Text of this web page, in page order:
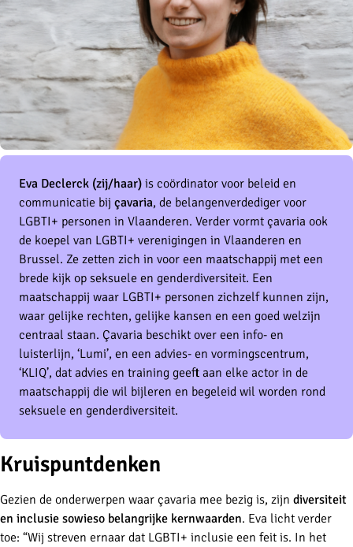
Eva Declerck (zij/haar) is coördinator voor beleid en
communicatie bij çavaria, de belangenverdediger voor
LGBTI+ personen in Vlaanderen. Verder vormt çavaria ook
de koepel van LGBTI+ verenigingen in Vlaanderen en
Brussel. Ze zetten zich in voor een maatschappij met een
brede kijk op seksuele en genderdiversiteit. Een
maatschappij waar LGBTI+ personen zichzelf kunnen zijn,
waar gelijke rechten, gelijke kansen en een goed welzijn
centraal staan. Çavaria beschikt over een info- en
luisterlijn, ‘Lumi’, en een advies- en vormingscentrum,
‘KLIQ’, dat advies en training geeft aan elke actor in de
maatschappij die wil bijleren en begeleid wil worden rond
seksuele en genderdiversiteit.
Kruispuntdenken
Gezien de onderwerpen waar çavaria mee bezig is, zijn diversiteit
en inclusie sowieso belangrijke kernwaarden. Eva licht verder
toe: “Wij streven ernaar dat LGBTI+ inclusie een feit is. In het